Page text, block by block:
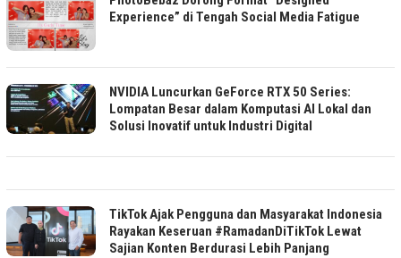
Experience” di Tengah Social Media Fatigue
NVIDIA Luncurkan GeForce RTX 50 Series:
Lompatan Besar dalam Komputasi AI Lokal dan
Solusi Inovatif untuk Industri Digital
TikTok Ajak Pengguna dan Masyarakat Indonesia
Rayakan Keseruan #RamadanDiTikTok Lewat
Sajian Konten Berdurasi Lebih Panjang